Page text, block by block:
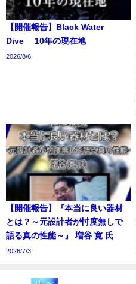
【開催報告】Black Water
Dive® 10年の現在地
2026/8/6
【開催報告】『本当に良い器材
とは？～元設計者が忖度無しで
語る真の性能～』 増谷 寛 氏
2026/7/3